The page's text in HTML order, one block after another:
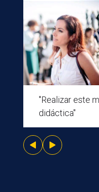
"Realizar este
didáctica"